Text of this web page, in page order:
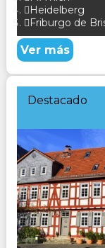
Heidelberg
Friburgo de
Ver más
Destacado